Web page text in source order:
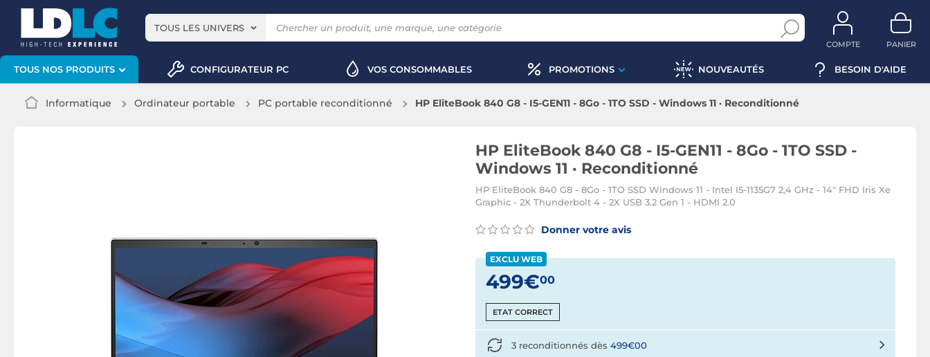
TOUS LES UNIVERS
COMPTE PANIER
TOUS NOS PRODUITS CONFIGURATEUR PC VOS CONSOMMABLES PROMOTIONS NOUVEAUTÉS BESOIN D'AIDE
Informatique Ordinateur portable PC portable reconditionné HP EliteBook 840 G8 - I5-GEN11 - 8Go - 1TO SSD - Windows 11 · Reconditionné
HP EliteBook 840 G8 - I5-GEN11 - 8Go - 1TO SSD -
Windows 11 · Reconditionné
HP EliteBook 840 G8 - 8Go - 1TO SSD Windows 11 - Intel I5-1135G7 2,4 GHz - 14" FHD Iris Xe
Graphic - 2X Thunderbolt 4 - 2X USB 3.2 Gen 1 - HDMI 2.0
Donner votre avis
EXCLU WEB
499€00
ETAT CORRECT
3 reconditionnés dès 499€00